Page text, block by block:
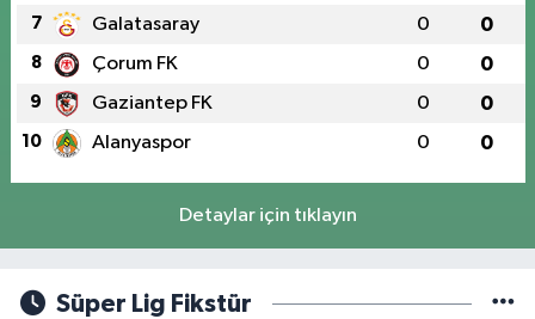
7 Galatasaray 0 0
8 Çorum FK 0 0
9 Gaziantep FK 0 0
10 Alanyaspor 0 0
Detaylar için tıklayın
Süper Lig Fikstür